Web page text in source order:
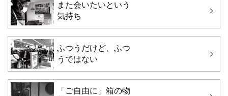
また会いたいという
気持ち
ふつうだけど、ふつ
うではない
「ご自由に」箱の物